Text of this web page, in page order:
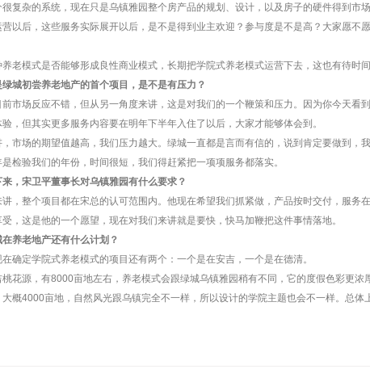
复杂的系统，现在只是乌镇雅园整个房产品的规划、设计，以及房子的硬件得到
以后，这些服务实际展开以后，是不是得到业主欢迎？参与度是不是高？大家愿
老模式是否能够形成良性商业模式，长期把学院式养老模式运营下去，这也有待时间
城初尝养老地产的首个项目，是不是有压力？
前市场反应不错，但从另一角度来讲，这是对我们的一个鞭策和压力。因为你今天
，但其实更多服务内容要在明年下半年入住了以后，大家才能够体会到。
市场的期望值越高，我们压力越大。绿城一直都是言而有信的，说到肯定要做到
检验我们的年份，时间很短，我们得赶紧把一项项服务都落实。
，宋卫平董事长对乌镇雅园有什么要求？
讲，整个项目都在宋总的认可范围内。他现在希望我们抓紧做，产品按时交付，服
，这是他的一个愿望，现在对我们来讲就是要快，快马加鞭把这件事情落地。
养老地产还有什么计划？
确定学院式养老模式的项目还有两个：一个是在安吉，一个是在德清。
花源，有8000亩地左右，养老模式会跟绿城乌镇雅园稍有不同，它的度假色彩更浓
概4000亩地，自然风光跟乌镇完全不一样，所以设计的学院主题也会不一样。总